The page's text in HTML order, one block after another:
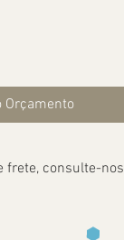
Orçamento
frete, consulte-nos